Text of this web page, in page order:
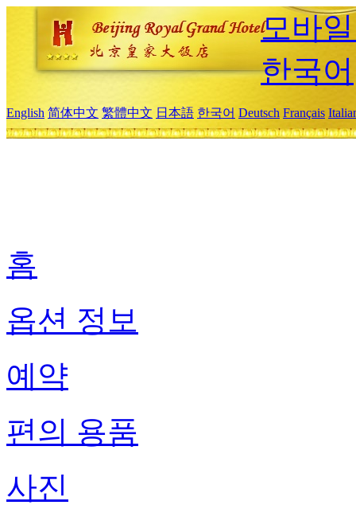
모바
한국어
English 简体中文 繁體中文 日本語 한국어 Deutsch Français
홈
옵션 정보
예약
편의 용품
사진